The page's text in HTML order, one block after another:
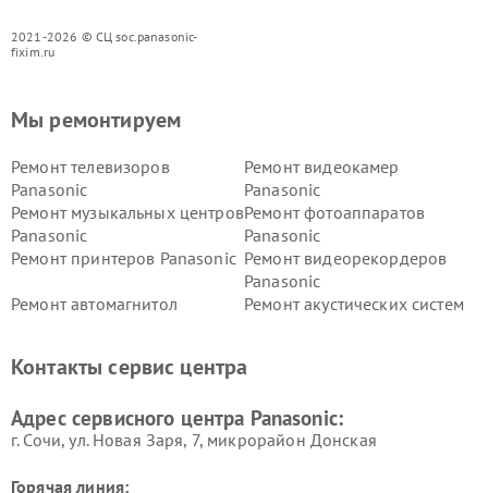
2021-2026 © СЦ soc.panasonic-
fixim.ru
Мы ремонтируем
Ремонт телевизоров
Panasonic
Ремонт видеокамер
Panasonic
Ремонт музыкальных центров
Panasonic
Ремонт фотоаппаратов
Panasonic
Ремонт принтеров Panasonic Ремонт видеорекордеров
Panasonic
Ремонт автомагнитол
Ремонт акустических систем
панелей Panasonic
Контакты сервис центра
Адрес сервисного центра Panasonic:
г. Сочи, ул. Новая Заря, 7, микрорайон Донская
Горячая линия: